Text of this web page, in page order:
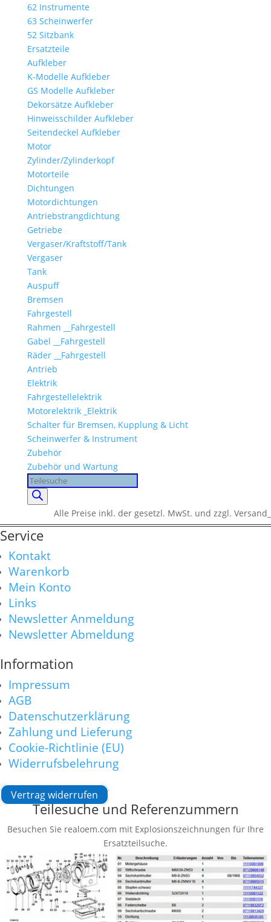
62 Instrumente
63 Scheinwerfer
52 Sitzbank
Ersatzteile
Aufkleber
K-Modelle Aufkleber
GS Modelle Aufkleber
Dekorsätze Aufkleber
Hinweisschilder Aufkleber
Seitendeckel Aufkleber
Motor
Zylinder/Zylinderkopf
Motorteile
Dichtungen
Motordichtungen
Antriebstrangdichtung
Getriebe
Vergaser/Kraftstoff/Tank
Vergaser
Tank
Auspuff
Bremsen
Fahrgestell
Rahmen __Fahrgestell
Gabel __Fahrgestell
Räder __Fahrgestell
Antrieb
Elektrik
Fahrgestellelektrik
Motorelektrik _Elektrik
Schalter für Bremsen, Kupplung & Licht
Scheinwerfer & Instrument
Zubehör
Zubehör und Wartung
Products
search
Alle Preise inkl. der gesetzl. MwSt. und zzgl. Versand_
Service
Kontakt
Warenkorb
Mein Konto
Links
Newsletter Anmeldung
Newsletter Abmeldung
Information
Impressum
AGB
Datenschutzerklärung
Zahlung und Lieferung
Cookie-Richtlinie (EU)
Widerrufsbelehrung
Vertrag widerrufen
Teilesuche und Referenzummern
Besuchen Sie realoem.com mit Explosionszeichnungen für Ihre
Ersatzteilsuche.